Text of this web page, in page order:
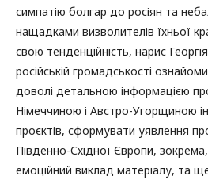
симпатію болгар до росіян та
нащадками визволителів їхньої
свою тенденційність, нарис
російській громадськості
доволі детальною інформацією про
Німеччиною і Австро-Угорщиною
проєктів, сформувати уявлення
Південно-Східної Європи,
емоційний виклад матеріалу, та